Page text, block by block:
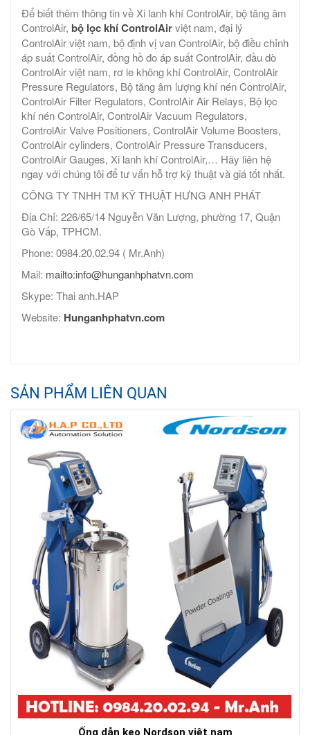
Để biết thêm thông tin về Xi lanh khí ControlAir, bộ tăng âm
ControlAir, bộ lọc khí ControlAirviệt nam, đại lý
ControlAir việt nam, bộ định vị van ControlAir, bộ điều chỉnh
áp suất ControlAir, đồng hồ đo áp suất ControlAir, đầu dò
ControlAir việt nam, rơ le không khí ControlAir, ControlAir
Pressure Regulators, Bộ tăng âm lượng khí nén ControlAir,
ControlAir Filter Regulators, ControlAir Air Relays, Bộ lọc
khí nén ControlAir, ControlAir Vacuum Regulators,
ControlAir Valve Positioners, ControlAir Volume Boosters,
ControlAir cylinders, ControlAir Pressure Transducers,
ControlAir Gauges, Xi lanh khí ControlAir,… Hãy liên hệ
ngay với chúng tôi để tư vấn hỗ trợ kỹ thuật và giá tốt nhất.
CÔNG TY TNHH TM KỸ THUẬT HƯNG ANH PHÁT
Địa Chỉ: 226/65/14 Nguyễn Văn Lượng, phường 17, Quận
Gò Vấp, TPHCM.
Phone: 0984.20.02.94 ( Mr.Anh)
Mail: mailto:info@hunganhphatvn.com
Skype: Thai anh.HAP
Website: Hunganhphatvn.com
SẢN PHẨM LIÊN QUAN
Ống dẫn keo Nordson việt nam